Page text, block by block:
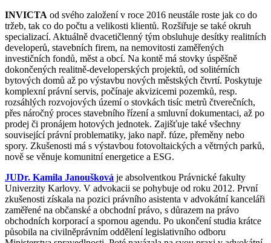
INVICTA od svého založení v roce 2016 neustále roste jak co do
tržeb, tak co do počtu a velikosti klientů. Rozšiřuje se také okruh
specializací. Aktuálně dvacetičlenný tým obsluhuje desítky realitních
developerů, stavebních firem, na nemovitosti zaměřených
investičních fondů, měst a obcí. Na kontě má stovky úspěšně
dokončených realitně-developerských projektů, od solitérních
bytových domů až po výstavbu nových městských čtvrtí. Poskytuje
komplexní právní servis, počínaje akvizicemi pozemků, resp.
rozsáhlých rozvojových území o stovkách tisíc metrů čtverečních,
přes náročný proces stavebního řízení a smluvní dokumentaci, až po
prodej či pronájem hotových jednotek. Zajišťuje také všechny
související právní problematiky, jako např. fúze, přeměny nebo
spory. Zkušenosti má s výstavbou fotovoltaických a větrných parků,
nově se věnuje komunitní energetice a ESG.
JUDr. Kamila Janoušková je absolventkou Právnické fakulty
Univerzity Karlovy. V advokacii se pohybuje od roku 2012. První
zkušenosti získala na pozici právního asistenta v advokátní kanceláři
zaměřené na občanské a obchodní právo, s důrazem na právo
obchodních korporací a spornou agendu. Po ukončení studia krátce
působila na civilněprávním oddělení legislativního odboru